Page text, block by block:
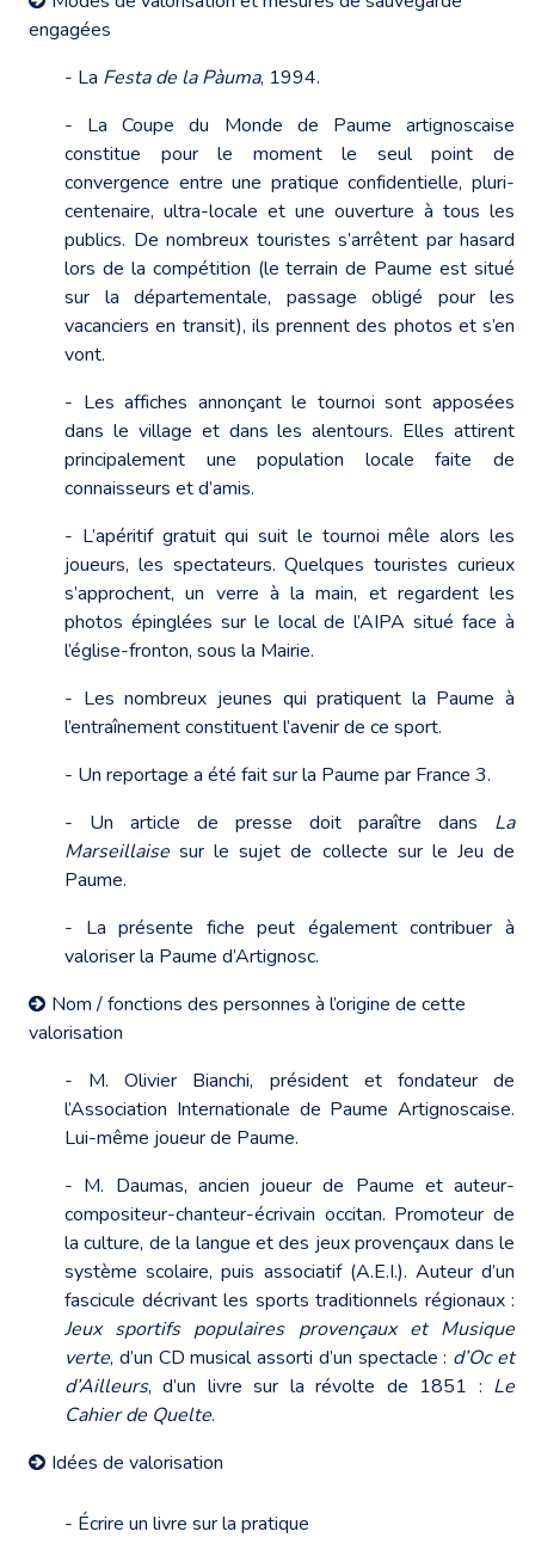
engagées
- La Festa de la Pàuma, 1994.
- La Coupe du Monde de Paume artignoscaise
constitue pour le moment le seul point de
convergence entre une pratique confidentielle, pluri-
centenaire, ultra-locale et une ouverture à tous les
publics. De nombreux touristes s’arrêtent par hasard
lors de la compétition (le terrain de Paume est situé
sur la départementale, passage obligé pour les
vacanciers en transit), ils prennent des photos et s’en
vont.
- Les affiches annonçant le tournoi sont apposées
dans le village et dans les alentours. Elles attirent
principalement une population locale faite de
connaisseurs et d’amis.
- L’apéritif gratuit qui suit le tournoi mêle alors les
joueurs, les spectateurs. Quelques touristes curieux
s’approchent, un verre à la main, et regardent les
photos épinglées sur le local de l’AIPA situé face à
l’église-fronton, sous la Mairie.
- Les nombreux jeunes qui pratiquent la Paume à
l’entraînement constituent l’avenir de ce sport.
- Un reportage a été fait sur la Paume par France 3.
- Un article de presse doit paraître dans La
Marseillaise sur le sujet de collecte sur le Jeu de
Paume.
- La présente fiche peut également contribuer à
valoriser la Paume d’Artignosc.
Nom / fonctions des personnes à l’origine de cette
valorisation
- M. Olivier Bianchi, président et fondateur de
l’Association Internationale de Paume Artignoscaise.
Lui-même joueur de Paume.
- M. Daumas, ancien joueur de Paume et auteur-
compositeur-chanteur-écrivain occitan. Promoteur de
la culture, de la langue et des jeux provençaux dans le
système scolaire, puis associatif (A.E.I.). Auteur d’un
fascicule décrivant les sports traditionnels régionaux :
Jeux sportifs populaires provençaux et Musique
verte, d’un CD musical assorti d’un spectacle : d’Oc et
d’Ailleurs, d’un livre sur la révolte de 1851 : Le
Cahier de Quelte.
Idées de valorisation
- Écrire un livre sur la pratique